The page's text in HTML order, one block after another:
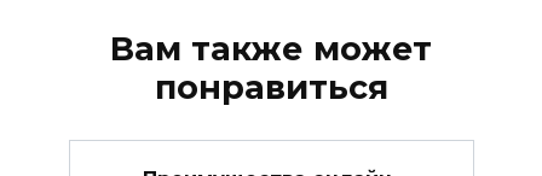
Вам также может
понравиться